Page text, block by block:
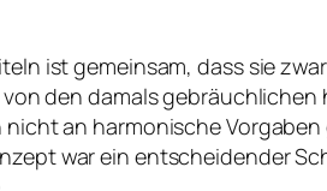
ist gemeinsam, dass sie
den damals
an harmonische
war ein entscheidender